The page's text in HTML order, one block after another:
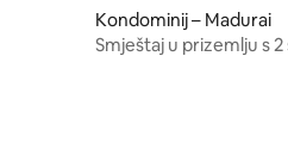
Kondominij – Madurai
Smještaj u prizemlju s